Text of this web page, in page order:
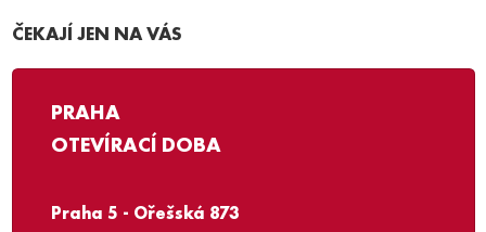
ČEKAJÍ JEN NA VÁS
PRAHA
OTEVÍRACÍ DOBA
Praha 5 - Ořešská 873